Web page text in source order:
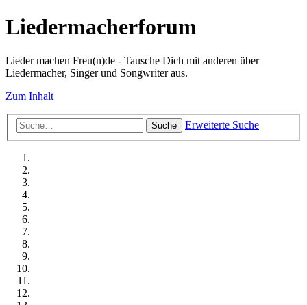
Liedermacherforum
Lieder machen Freu(n)de - Tausche Dich mit anderen über
Liedermacher, Singer und Songwriter aus.
Zum Inhalt
Suche Erweiterte Suche